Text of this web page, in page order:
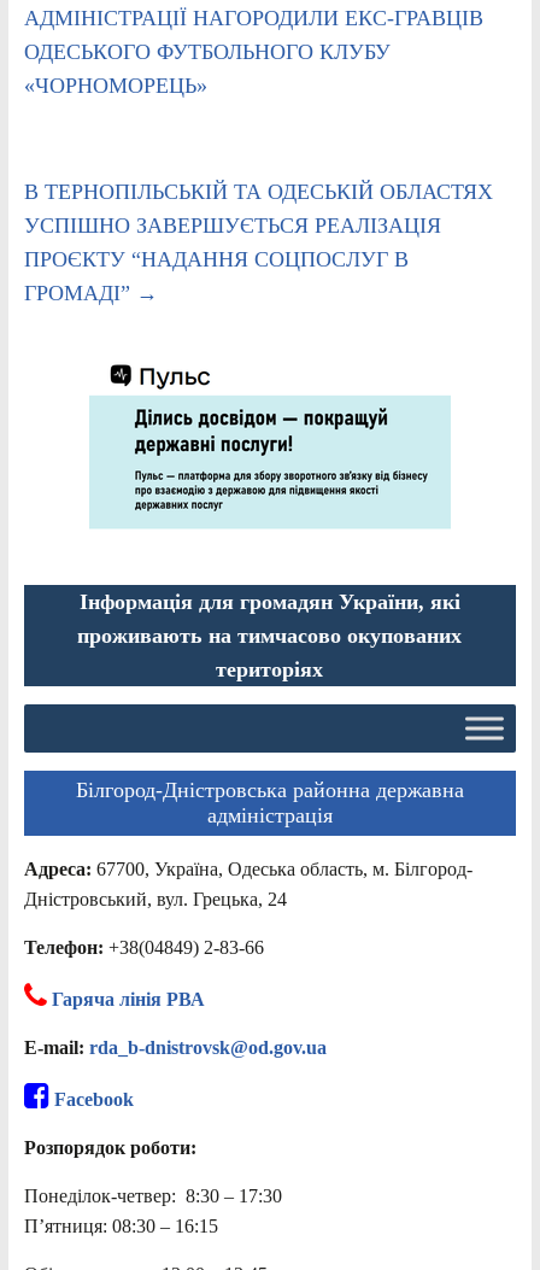
АДМІНІСТРАЦІЇ НАГОРОДИЛИ ЕКС-ГРАВЦІВ
ОДЕСЬКОГО ФУТБОЛЬНОГО КЛУБУ
«ЧОРНОМОРЕЦЬ»
В ТЕРНОПІЛЬСЬКІЙ ТА ОДЕСЬКІЙ ОБЛАСТЯХ
УСПІШНО ЗАВЕРШУЄТЬСЯ РЕАЛІЗАЦІЯ
ПРОЄКТУ “НАДАННЯ СОЦПОСЛУГ В
ГРОМАДІ” →
Інформація для громадян України, які
проживають на тимчасово окупованих
територіях
Білгород-Дністровська районна державна
адміністрація
Адреса: 67700, Україна, Одеська область, м. Білгород-
Дністровський, вул. Грецька, 24
Телефон: +38(04849) 2-83-66
Гаряча лінія РВА
E-mail: rda_b-dnistrovsk@od.gov.ua
Facebook
Розпорядок роботи:
Понеділок-четвер: 8:30 – 17:30
П’ятниця: 08:30 – 16:15